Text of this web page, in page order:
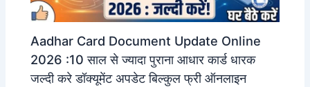
Aadhar Card Document Update Online
2026 :10 साल से ज्यादा पुराना आधार कार्ड धारक
जल्दी करे डॉक्यूमेंट अपडेट बिल्कुल फ्री ऑनलाइन